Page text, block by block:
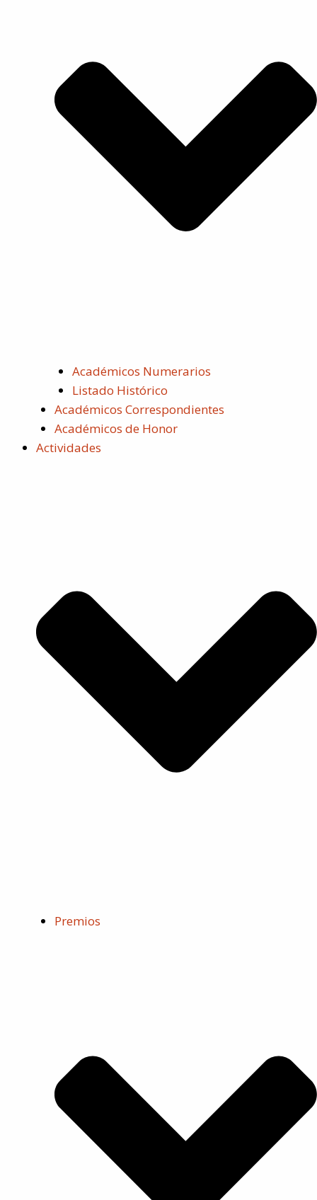
Académicos Numerarios
Listado Histórico
Académicos Correspondientes
Académicos de Honor
Actividades
Premios